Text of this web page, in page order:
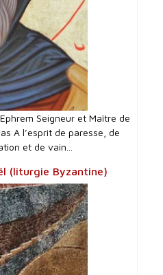
Seigneur et Maître de
A l’esprit de paresse, de
et de vain...
(liturgie Byzantine)